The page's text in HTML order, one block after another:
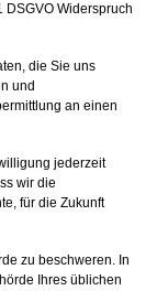
DSGVO Widerspruch
die Sie uns
und
an einen
jederzeit
wir die
für die Zukunft
zu beschweren. In
Ihres üblichen